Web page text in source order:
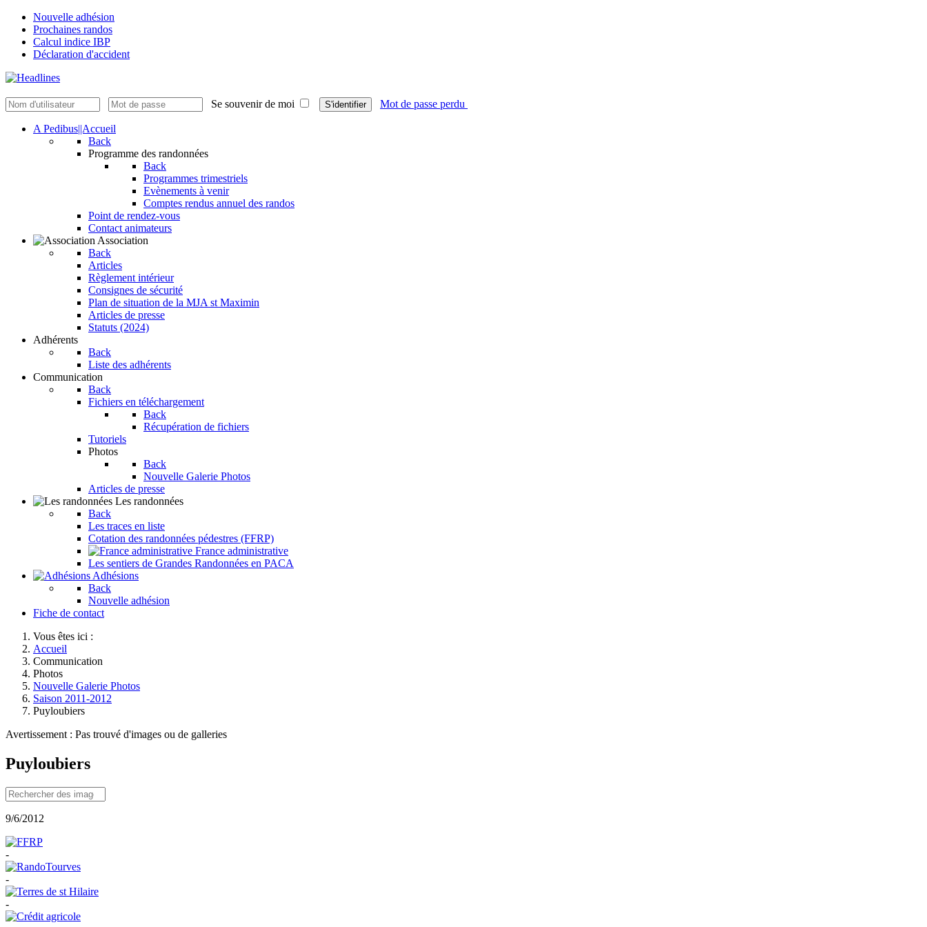
Nouvelle adhésion
Prochaines randos
Calcul indice IBP
Déclaration d'accident
Se souvenir de moi S'identifier Mot de passe perdu
A Pedibus||Accueil
Back
Programme des randonnées
Back
Programmes trimestriels
Evènements à venir
Comptes rendus annuel des randos
Point de rendez-vous
Contact animateurs
Association
Back
Articles
Règlement intérieur
Consignes de sécurité
Plan de situation de la MJA st Maximin
Articles de presse
Statuts (2024)
Adhérents
Back
Liste des adhérents
Communication
Back
Fichiers en téléchargement
Back
Récupération de fichiers
Tutoriels
Photos
Back
Nouvelle Galerie Photos
Articles de presse
Les randonnées
Back
Les traces en liste
Cotation des randonnées pédestres (FFRP)
France administrative
Les sentiers de Grandes Randonnées en PACA
Adhésions
Back
Nouvelle adhésion
Fiche de contact
Vous êtes ici :
Accueil
Communication
Photos
Nouvelle Galerie Photos
Saison 2011-2012
Puyloubiers
Avertissement : Pas trouvé d'images ou de galleries
Puyloubiers
9/6/2012
-
-
-